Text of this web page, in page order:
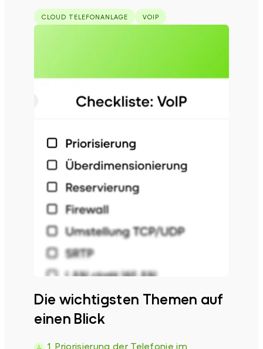
CLOUD TELEFONANLAGE VOIP
Die wichtigsten Themen auf
einen Blick
1. Priorisierung der Telefonie im